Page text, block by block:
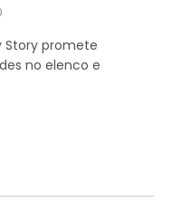
Story promete
no elenco e